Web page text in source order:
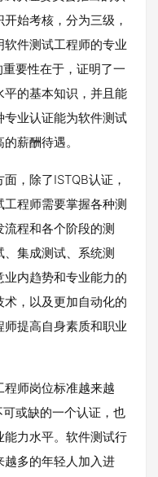
始考核，分为三级，
件测试工程师的专业
要性在于，证明了一
的基本知识，并且能
业认证能为软件测试
薪酬待遇。
，除了ISTQB认证，
程师需要掌握各种测
程和各个阶段的测
集成测试、系统测
内趋势和专业能力的
，以及更加自动化的
提高自身素质和职业
师岗位标准越来越
或缺的一个认证，也
力水平。软件测试行
多的年轻人加入进